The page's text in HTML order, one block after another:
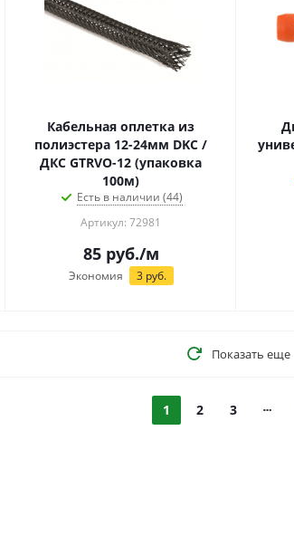
Кабельная оплетка из
полиэстера 12-24мм DKC /
ДКС GTRVO-12 (упаковка
100м)
Есть в наличии (44)
Артикул: 72981
85руб./м
Экономия 3руб.
Показать еще
1 2 3